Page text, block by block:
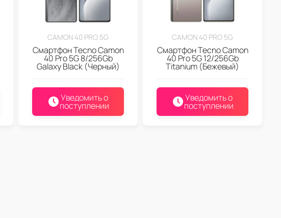
CAMON 40 PRO 5G
Смартфон Tecno Camon
40 Pro 5G 8/256Gb
Galaxy Black (Черный)
Уведомить о
поступлении
CAMON 40 PRO 5G
Смартфон Tecno Camon
40 Pro 5G 12/256Gb
Titanium (Бежевый)
Уведомить о
поступлении